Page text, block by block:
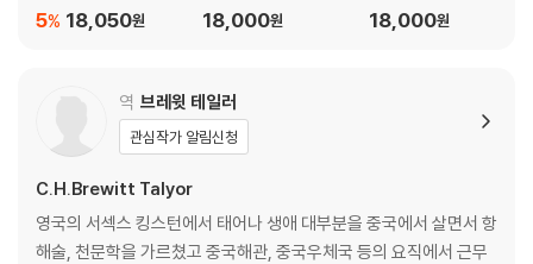
18,050원
5%
ngdoms 20 (큰글자
18,000원
ngdoms 19 (큰글자
18,000원
역 브레윗 테일러
관심작가 알림신청
C.H.Brewitt Talyor
영국의 서섹스 킹스턴에서 태어나 생애 대부분을 중국에서 살면서 항
해술, 천문학을 가르쳤고 중국해관, 중국우체국 등의 요직에서 근무